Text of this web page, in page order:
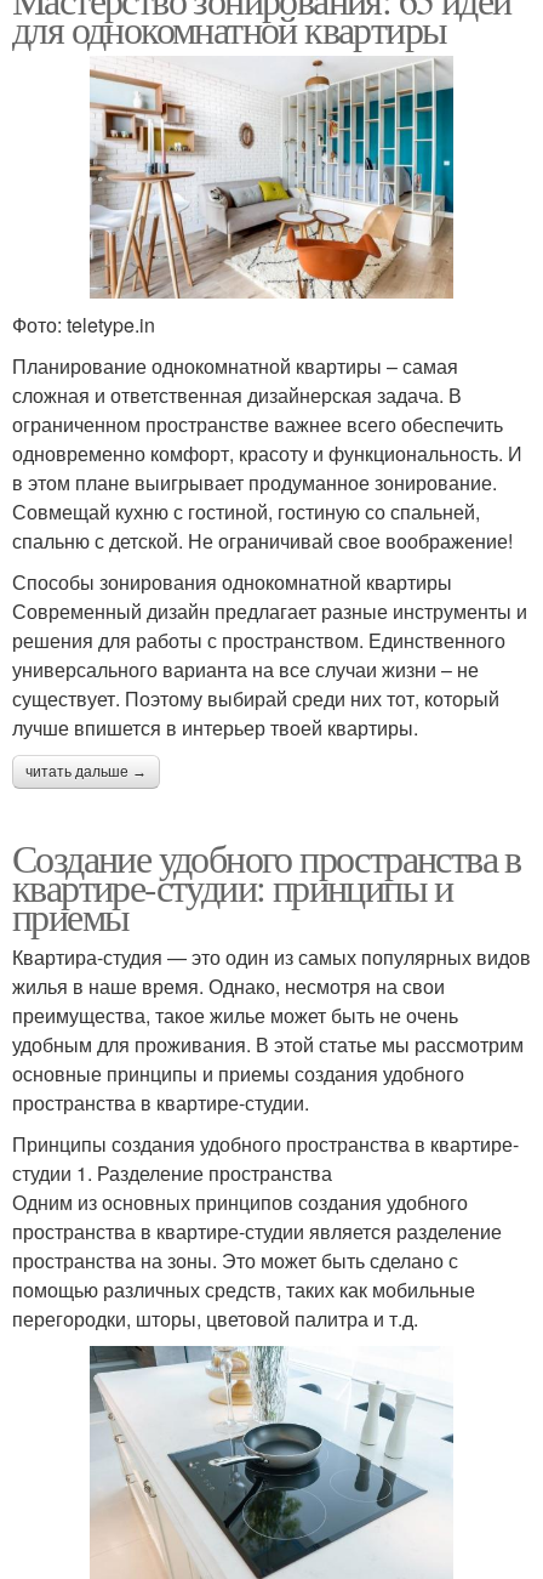
для однокомнатной квартиры
Фото: teletype.in
Планирование однокомнатной квартиры – самая
сложная и ответственная дизайнерская задача. В
ограниченном пространстве важнее всего обеспечить
одновременно комфорт, красоту и функциональность. И
в этом плане выигрывает продуманное зонирование.
Совмещай кухню с гостиной, гостиную со спальней,
спальню с детской. Не ограничивай свое воображение!
Способы зонирования однокомнатной квартиры
Современный дизайн предлагает разные инструменты и
решения для работы с пространством. Единственного
универсального варианта на все случаи жизни – не
существует. Поэтому выбирай среди них тот, который
лучше впишется в интерьер твоей квартиры.
читать дальше →
Создание удобного пространства в
квартире-студии: принципы и
приемы
Квартира-студия — это один из самых популярных видов
жилья в наше время. Однако, несмотря на свои
преимущества, такое жилье может быть не очень
удобным для проживания. В этой статье мы рассмотрим
основные принципы и приемы создания удобного
пространства в квартире-студии.
Принципы создания удобного пространства в квартире-
студии 1. Разделение пространства
Одним из основных принципов создания удобного
пространства в квартире-студии является разделение
пространства на зоны. Это может быть сделано с
помощью различных средств, таких как мобильные
перегородки, шторы, цветовой палитра и т.д.